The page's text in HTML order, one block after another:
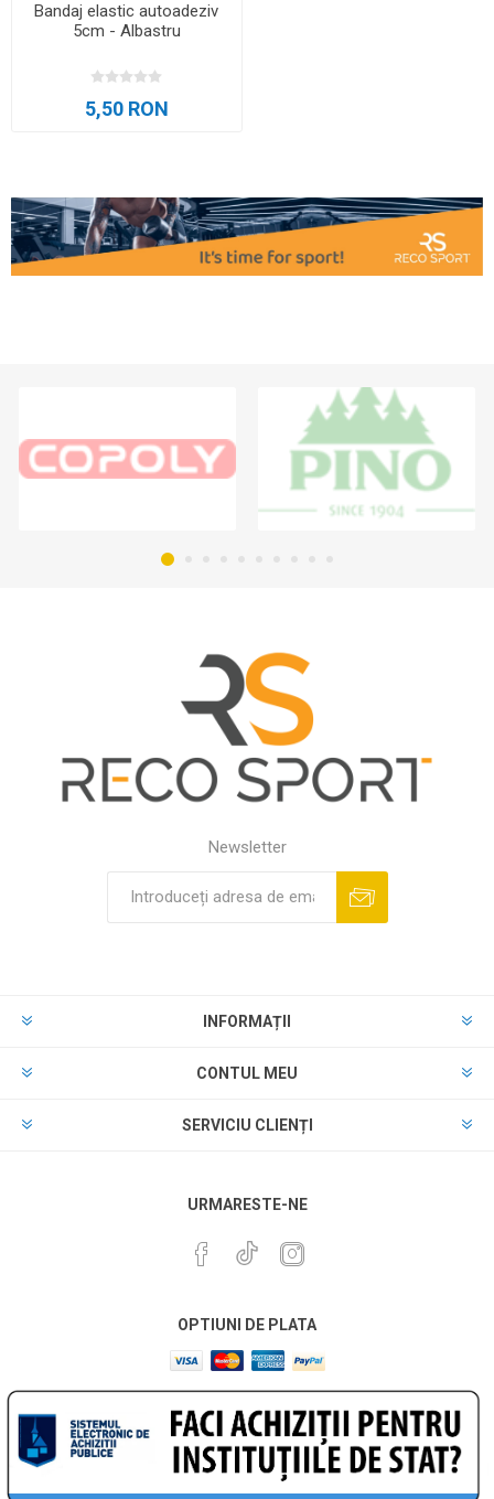
Bandaj elastic autoadeziv
5cm - Albastru
5,50 RON
Newsletter
INFORMAȚII
CONTUL MEU
SERVICIU CLIENȚI
URMARESTE-NE
OPTIUNI DE PLATA